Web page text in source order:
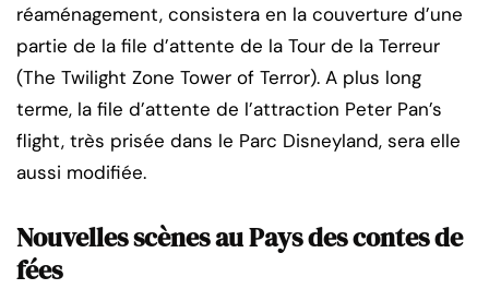
réaménagement, consistera en la couverture d’une
partie de la file d’attente de la Tour de la Terreur
(The Twilight Zone Tower of Terror). A plus long
terme, la file d’attente de l’attraction Peter Pan’s
flight, très prisée dans le Parc Disneyland, sera elle
aussi modifiée.
Nouvelles scènes au Pays des contes de
fées